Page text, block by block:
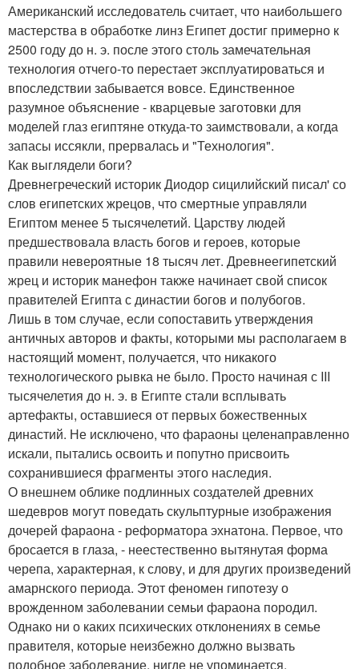
Американский исследователь считает, что наибольшего
мастерства в обработке линз Египет достиг примерно к
2500 году до н. э. после этого столь замечательная
технология отчего-то перестает эксплуатироваться и
впоследствии забывается вовсе. Единственное
разумное объяснение - кварцевые заготовки для
моделей глаз египтяне откуда-то заимствовали, а когда
запасы иссякли, прервалась и "Технология".
Как выглядели боги?
Древнегреческий историк Диодор сицилийский писал' со
слов египетских жрецов, что смертные управляли
Египтом менее 5 тысячелетий. Царству людей
предшествовала власть богов и героев, которые
правили невероятные 18 тысяч лет. Древнеегипетский
жрец и историк манефон также начинает свой список
правителей Египта с династии богов и полубогов.
Лишь в том случае, если сопоставить утверждения
античных авторов и факты, которыми мы располагаем в
настоящий момент, получается, что никакого
технологического рывка не было. Просто начиная с III
тысячелетия до н. э. в Египте стали всплывать
артефакты, оставшиеся от первых божественных
династий. Не исключено, что фараоны целенаправленно
искали, пытались освоить и попутно присвоить
сохранившиеся фрагменты этого наследия.
О внешнем облике подлинных создателей древних
шедевров могут поведать скульптурные изображения
дочерей фараона - реформатора эхнатона. Первое, что
бросается в глаза, - неестественно вытянутая форма
черепа, характерная, к слову, и для других произведений
амарнского периода. Этот феномен гипотезу о
врожденном заболевании семьи фараона породил.
Однако ни о каких психических отклонениях в семье
правителя, которые неизбежно должно вызвать
подобное заболевание, нигде не упоминается.